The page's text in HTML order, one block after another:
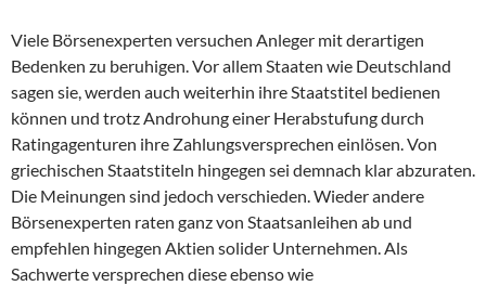
Viele Börsenexperten versuchen Anleger mit derartigen
Bedenken zu beruhigen. Vor allem Staaten wie Deutschland
sagen sie, werden auch weiterhin ihre Staatstitel bedienen
können und trotz Androhung einer Herabstufung durch
Ratingagenturen ihre Zahlungsversprechen einlösen. Von
griechischen Staatstiteln hingegen sei demnach klar abzuraten.
Die Meinungen sind jedoch verschieden. Wieder andere
Börsenexperten raten ganz von Staatsanleihen ab und
empfehlen hingegen Aktien solider Unternehmen. Als
Sachwerte versprechen diese ebenso wie